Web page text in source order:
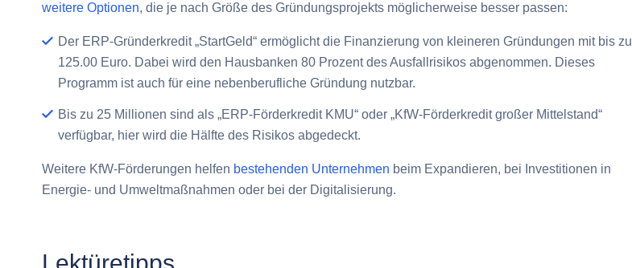
weitere Optionen, die je nach Größe des Gründungsprojekts möglicherweise besser passen:
Der ERP-Gründerkredit „StartGeld“ ermöglicht die Finanzierung von kleineren Gründungen mit bis zu
125.00 Euro. Dabei wird den Hausbanken 80 Prozent des Ausfallrisikos abgenommen. Dieses
Programm ist auch für eine nebenberufliche Gründung nutzbar.
Bis zu 25 Millionen sind als „ERP-Förderkredit KMU“ oder „KfW-Förderkredit großer Mittelstand“
verfügbar, hier wird die Hälfte des Risikos abgedeckt.
Weitere KfW-Förderungen helfen bestehenden Unternehmen beim Expandieren, bei Investitionen in
Energie- und Umweltmaßnahmen oder bei der Digitalisierung.